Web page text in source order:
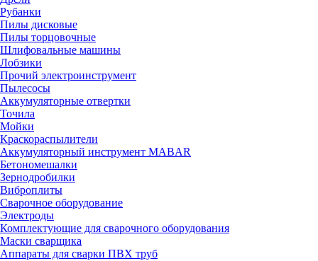
Рубанки
Пилы дисковые
Пилы торцовочные
Шлифовальные машины
Лобзики
Прочий электроинструмент
Пылесосы
Аккумуляторные отвертки
Точила
Мойки
Краскораспылители
Аккумуляторный инструмент MABAR
Бетономешалки
Зернодробилки
Виброплиты
Сварочное оборудование
Электроды
Комплектующие для сварочного оборудования
Маски сварщика
Аппараты для сварки ПВХ труб